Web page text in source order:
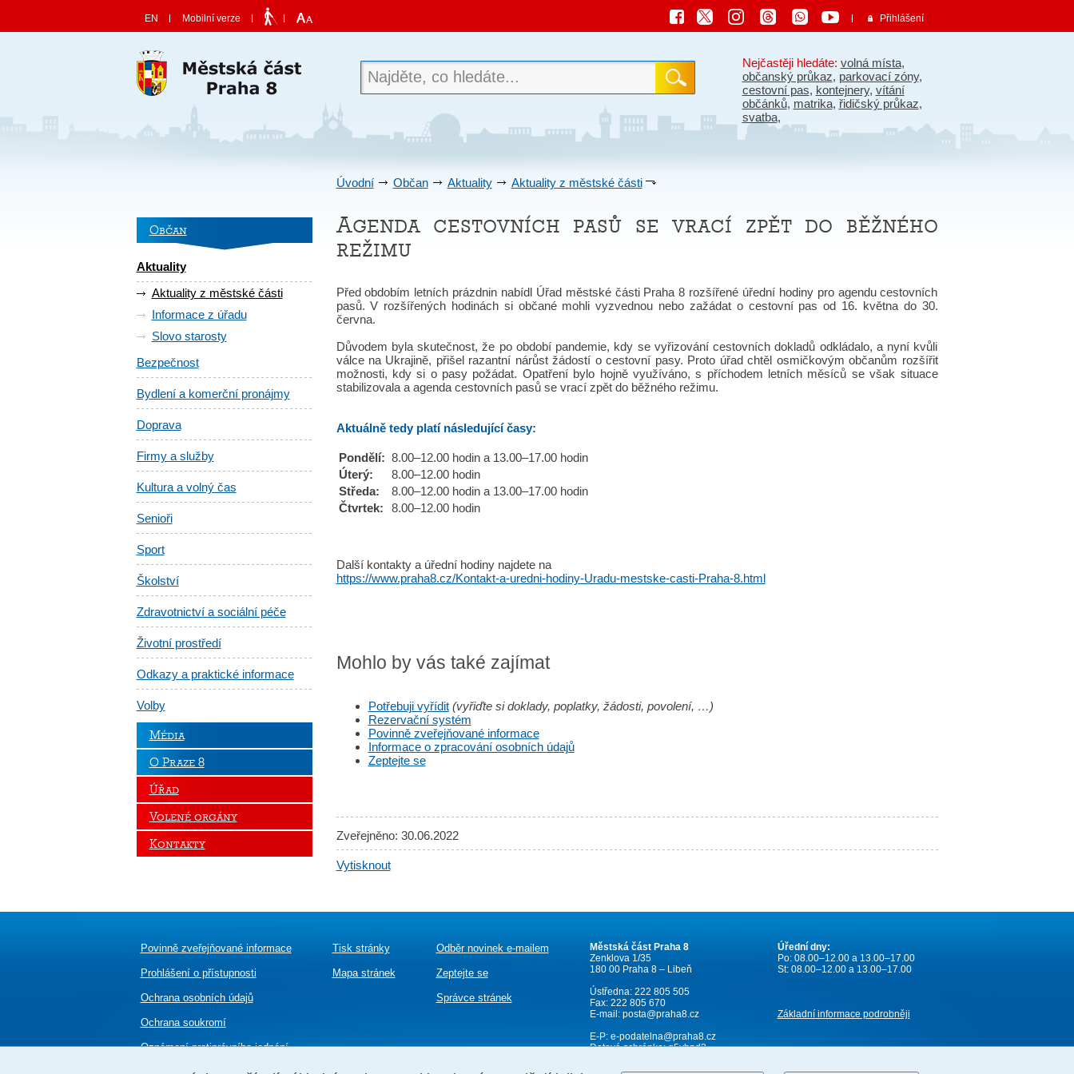
EN Mobilní verze Přihlášení
Nejčastěji hledáte: volná místa,
občanský průkaz, parkovací zóny,
cestovní pas, kontejnery, vítání
občánků, matrika, řidičský průkaz,
svatba,
Úvodní Občan Aktuality Aktuality z městské části
Občan
Aktuality
Aktuality z městské části
Informace z úřadu
Slovo starosty
Bezpečnost
Bydlení a komerční pronájmy
Doprava
Firmy a služby
Kultura a volný čas
Senioři
Sport
Školství
Zdravotnictví a sociální péče
Životní prostředí
Odkazy a praktické informace
Volby
Média
O Praze 8
Úřad
Volené orgány
Kontakty
Agenda cestovních pasů se vrací zpět do běžného
režimu
Před obdobím letních prázdnin nabídl Úřad městské části Praha 8 rozšířené úřední hodiny pro agendu cestovních
pasů. V rozšířených hodinách si občané mohli vyzvednou nebo zažádat o cestovní pas od 16. května do 30.
června.
Důvodem byla skutečnost, že po období pandemie, kdy se vyřizování cestovních dokladů odkládalo, a nyní kvůli
válce na Ukrajině, přišel razantní nárůst žádostí o cestovní pasy. Proto úřad chtěl osmičkovým občanům rozšířit
možnosti, kdy si o pasy požádat. Opatření bylo hojně využíváno, s příchodem letních měsíců se však situace
stabilizovala a agenda cestovních pasů se vrací zpět do běžného režimu.
Aktuálně tedy platí následující časy:
Pondělí: 8.00–12.00 hodin a 13.00–17.00 hodin
Úterý:
8.00–12.00 hodin
Středa:
8.00–12.00 hodin a 13.00–17.00 hodin
Čtvrtek:
8.00–12.00 hodin
Další kontakty a úřední hodiny najdete na
https://www.praha8.cz/Kontakt-a-uredni-hodiny-Uradu-mestske-casti-Praha-8.html
Mohlo by vás také zajímat
Potřebuji vyřídit (vyřiďte si doklady, poplatky, žádosti, povolení, …)
Rezervační systém
Povinně zveřejňované informace
Informace o zpracování osobních údajů
Zeptejte se
Zveřejněno: 30.06.2022
Vytisknout
Povinně zveřejňované informace
Prohlášení o přístupnosti
Ochrana osobních údajů
Ochrana soukromí
Oznámeníprotiprávního jednání
Tisk stránky
Mapa stránek
Odběr novinek e-mailem
Zeptejte se
Správce stránek
Městská část Praha 8
Zenklova 1/35
180 00 Praha 8 – Libeň
Ústředna: 222 805 505
Fax: 222 805 670
E-mail: posta@praha8.cz
E-P:e-podatelna@praha8.cz
Datová schránka: g5ybpd2
Úřední dny:
Po: 08.00–12.00 a 13.00–17.00
St: 08.00–12.00 a 13.00–17.00
Základní informace podrobněji